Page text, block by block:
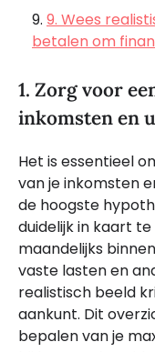
9. Wees
betalen om
1. Zorg voor
inkomsten en
Het is essentieel
van je inkomsten
de hoogste
duidelijk in kaart
maandelijks
vaste lasten en
realistisch beeld
aankunt. Dit
bepalen van je